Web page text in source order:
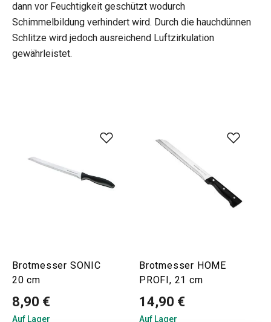
dann vor Feuchtigkeit geschützt wodurch
Schimmelbildung verhindert wird. Durch die hauchdünnen
Schlitze wird jedoch ausreichend Luftzirkulation
gewährleistet.
Brotmesser SONIC
20 cm
8,90 €
Auf Lager
Brotmesser HOME
PROFI, 21 cm
14,90 €
Auf Lager